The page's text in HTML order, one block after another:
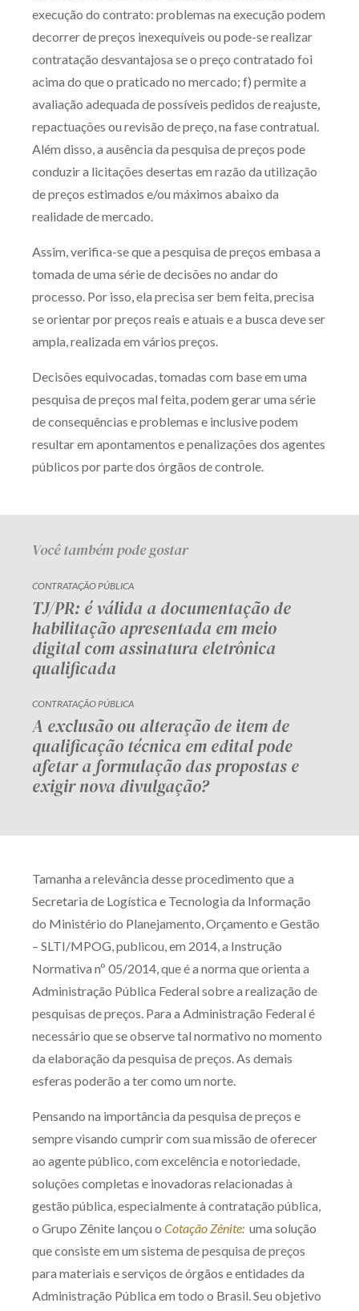
Telefone (41) 2109-8666
Whatsapp (41) 98881-6616
execução do contrato: problemas na execução podem
decorrer de preços inexequíveis ou pode-se realizar
contratação desvantajosa se o preço contratado foi
acima do que o praticado no mercado; f) permite a
avaliação adequada de possíveis pedidos de reajuste,
repactuações ou revisão de preço, na fase contratual.
Além disso, a ausência da pesquisa de preços pode
conduzir a licitações desertas em razão da utilização
de preços estimados e/ou máximos abaixo da
realidade de mercado.
Assim, verifica-se que a pesquisa de preços embasa a
tomada de uma série de decisões no andar do
processo. Por isso, ela precisa ser bem feita, precisa
se orientar por preços reais e atuais e a busca deve ser
ampla, realizada em vários preços.
Decisões equivocadas, tomadas com base em uma
pesquisa de preços mal feita, podem gerar uma série
de consequências e problemas e inclusive podem
resultar em apontamentos e penalizações dos agentes
públicos por parte dos órgãos de controle.
Você também pode gostar
CONTRATAÇÃO PÚBLICA
TJ/PR: é válida a documentação de
habilitação apresentada em meio
digital com assinatura eletrônica
qualificada
CONTRATAÇÃO PÚBLICA
A exclusão ou alteração de item de
qualificação técnica em edital pode
afetar a formulação das propostas e
exigir nova divulgação?
Tamanha a relevância desse procedimento que a
Secretaria de Logística e Tecnologia da Informação
do Ministério do Planejamento, Orçamento e Gestão
– SLTI/MPOG, publicou, em 2014, a Instrução
Normativa nº 05/2014, que é a norma que orienta a
Administração Pública Federal sobre a realização de
pesquisas de preços. Para a Administração Federal é
necessário que se observe tal normativo no momento
da elaboração da pesquisa de preços. As demais
esferas poderão a ter como um norte.
Pensando na importância da pesquisa de preços e
sempre visando cumprir com sua missão de oferecer
ao agente público, com excelência e notoriedade,
soluções completas e inovadoras relacionadas à
gestão pública, especialmente à contratação pública,
o Grupo Zênite lançou o Cotação Zênite: uma solução
que consiste em um sistema de pesquisa de preços
para materiais e serviços de órgãos e entidades da
Administração Pública em todo o Brasil. Seu objetivo